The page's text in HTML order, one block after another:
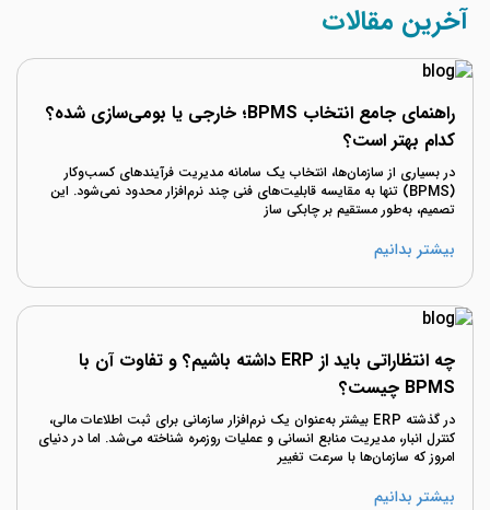
آخرین مقالات
راهنمای جامع انتخاب BPMS؛ خارجی یا بومی‌سازی شده؟
کدام بهتر است؟
در بسیاری از سازمان‌ها، انتخاب یک سامانه مدیریت فرآیندهای کسب‌وکار
(BPMS) تنها به مقایسه قابلیت‌های فنی چند نرم‌افزار محدود نمی‌شود. این
تصمیم، به‌طور مستقیم بر چابکی ساز
بیشتر بدانیم
چه انتظاراتی باید از ERP داشته باشیم؟ و تفاوت آن با
BPMS چیست؟
در گذشته ERP بیشتر به‌عنوان یک نرم‌افزار سازمانی برای ثبت اطلاعات مالی،
کنترل انبار، مدیریت منابع انسانی و عملیات روزمره شناخته می‌شد. اما در دنیای
امروز که سازمان‌ها با سرعت تغییر
بیشتر بدانیم